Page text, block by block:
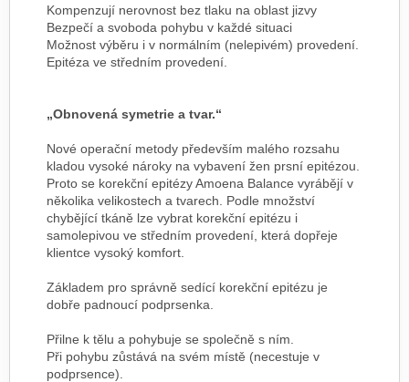
Kompenzují nerovnost bez tlaku na oblast jizvy
Bezpečí a svoboda pohybu v každé situaci
Možnost výběru i v normálním (nelepivém) provedení.
Epitéza ve středním provedení.
„Obnovená symetrie a tvar.“
Nové operační metody především malého rozsahu
kladou vysoké nároky na vybavení žen prsní epitézou.
Proto se korekční epitézy Amoena Balance vyrábějí v
několika velikostech a tvarech. Podle množství
chybějící tkáně lze vybrat korekční epitézu i
samolepivou ve středním provedení, která dopřeje
klientce vysoký komfort.
Základem pro správně sedící korekční epitézu je
dobře padnoucí podprsenka.
Přilne k tělu a pohybuje se společně s ním.
Při pohybu zůstává na svém místě (necestuje v
podprsence).